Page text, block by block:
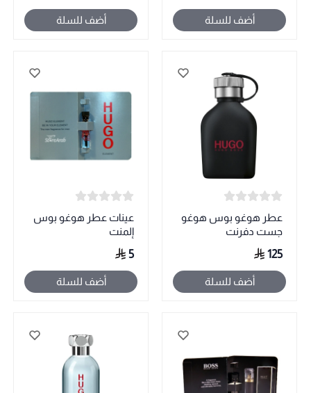
أضف للسلة أضف للسلة
عطر هوغو بوس هوغو
جست دفرنت
125
أضف للسلة
عينات عطر هوغو بوس
إلمنت
5
أضف للسلة